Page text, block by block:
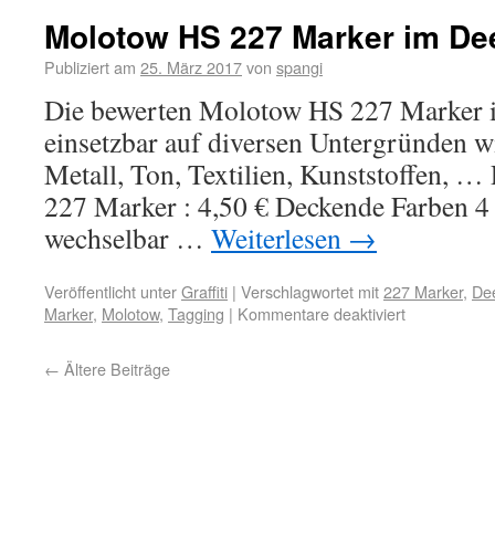
Molotow HS 227 Marker im
Publiziert am 25. März 2017von spangi
Die bewerten Molotow HS 227 Marker
einsetzbar auf diversen Untergründen
Metall, Ton, Textilien, Kunststoffen, …
227 Marker : 4,50 € Deckende Farben
wechselbar … Weiterlesen →
Veröffentlicht unterGraffiti | Verschlagwortet mit227 Marker,
Marker, Molotow, Tagging | Kommentare deaktiviert
← Ältere Beiträge